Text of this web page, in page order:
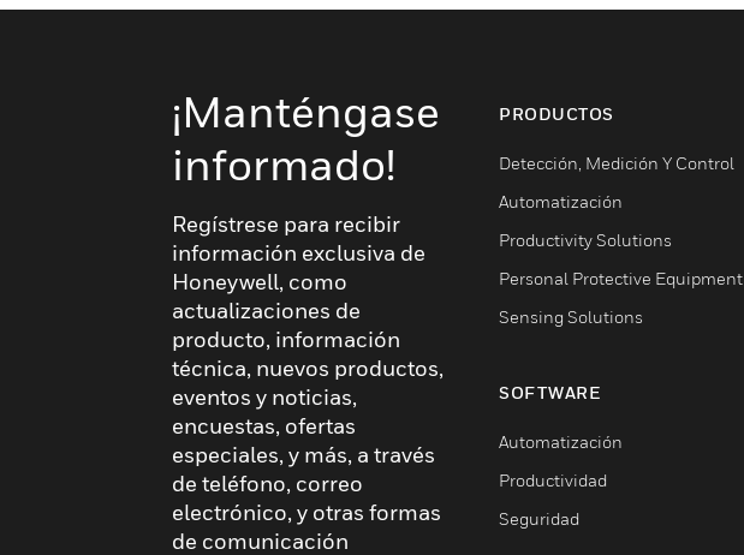
¡Manténgase
informado!
Regístrese para recibir
información exclusiva de
Honeywell, como
actualizaciones de
producto, información
técnica, nuevos productos,
eventos y noticias,
encuestas, ofertas
especiales, y más, a través
de teléfono, correo
electrónico, y otras formas
de comunicación
PRODUCTOS
Detección, Medición Y Control
Automatización
Productivity Solutions
Personal Protective Equipment
Sensing Solutions
SOFTWARE
Automatización
Productividad
Seguridad